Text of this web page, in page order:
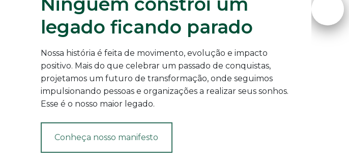
legado ficando parado
Nossa história é feita de movimento, evolução e impacto
positivo. Mais do que celebrar um passado de conquistas,
projetamos um futuro de transformação, onde seguimos
impulsionando pessoas e organizações a realizar seus sonhos.
Esse é o nosso maior legado.
Conheça nosso manifesto